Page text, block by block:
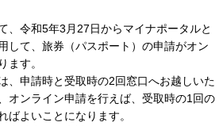
、令和5年3月27日からマイナポータルと
して、旅券（パスポート）の申請がオン
ます。
、申請時と受取時の2回窓口へお越しいた
オンライン申請を行えば、受取時の1回の
ばよいことになります。